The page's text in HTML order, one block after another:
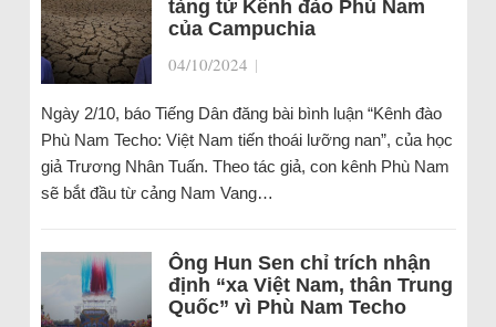
tàng từ Kênh đào Phù Nam
của Campuchia
04/10/2024 |
Ngày 2/10, báo Tiếng Dân đăng bài bình luận “Kênh đào
Phù Nam Techo: Việt Nam tiến thoái lưỡng nan”, của học
giả Trương Nhân Tuấn. Theo tác giả, con kênh Phù Nam
sẽ bắt đầu từ cảng Nam Vang…
Ông Hun Sen chỉ trích nhận
định “xa Việt Nam, thân Trung
Quốc” vì Phù Nam Techo